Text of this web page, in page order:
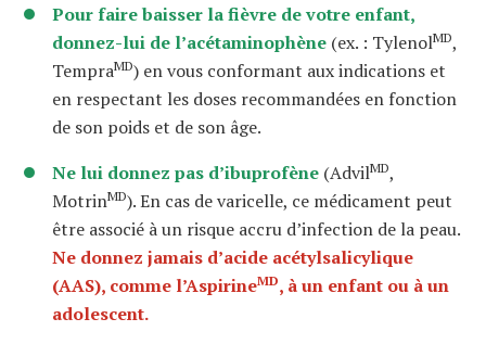
Pour faire baisser la fièvre de votre enfant,
donnez-lui de l’acétaminophène (ex. : TylenolMD,
TempraMD) en vous conformant aux indications et
en respectant les doses recommandées en fonction
de son poids et de son âge.
Ne lui donnez pas d’ibuprofène (AdvilMD,
MotrinMD). En cas de varicelle, ce médicament peut
être associé à un risque accru d’infection de la peau.
Ne donnez jamais d’acide acétylsalicylique
(AAS), comme l’AspirineMD, à un enfant ou à un
adolescent.